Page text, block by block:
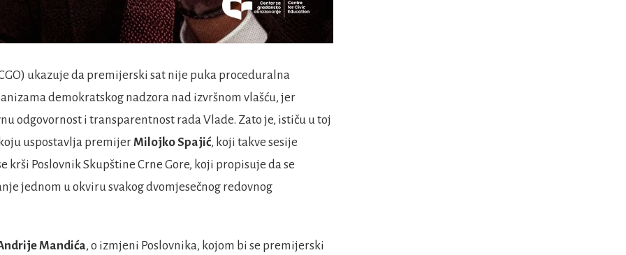
ukazuje da premijerski sat nije puka proceduralna
demokratskog nadzora nad izvršnom vlašću, jer
odgovornost i transparentnost rada Vlade. Zato je, ističu u toj
uspostavlja premijerMilojko Spajić, koji takve sesije
krši Poslovnik Skupštine Crne Gore, koji propisuje da se
jednom u okviru svakog dvomjesečnog redovnog
Mandića, o izmjeni Poslovnika, kojom bi se premijerski